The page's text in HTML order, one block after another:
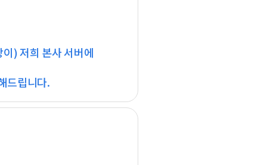
) 저희 본사 서버에
드립니다.